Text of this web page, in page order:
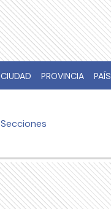
CIUDAD PROVINCIA PAÍS
Secciones